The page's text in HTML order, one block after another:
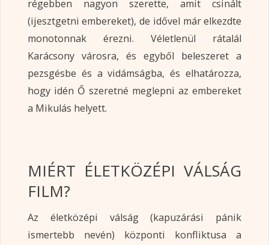
régebben nagyon szerette, amit csinált
(ijesztgetni embereket), de idővel már elkezdte
monotonnak érezni. Véletlenül rátalál
Karácsony városra, és egyből beleszeret a
pezsgésbe és a vidámságba, és elhatározza,
hogy idén Ő szeretné meglepni az embereket
a Mikulás helyett.
MIÉRT ÉLETKÖZÉPI VÁLSÁG
FILM?
Az életközépi válság (kapuzárási pánik
ismertebb nevén) központi konfliktusa a